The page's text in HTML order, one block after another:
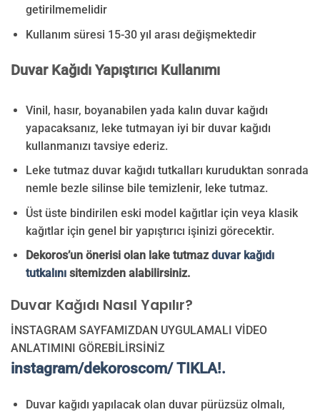
getirilmemelidir
Kullanım süresi 15-30 yıl arası değişmektedir
Duvar Kağıdı Yapıştırıcı Kullanımı
Vinil, hasır, boyanabilen yada kalın duvar kağıdı
yapacaksanız, leke tutmayan iyi bir duvar kağıdı
kullanmanızı tavsiye ederiz.
Leke tutmaz duvar kağıdı tutkalları kuruduktan sonrada
nemle bezle silinse bile temizlenir, leke tutmaz.
Üst üste bindirilen eski model kağıtlar için veya klasik
kağıtlar için genel bir yapıştırıcı işinizi görecektir.
Dekoros’un önerisi olan lake tutmazduvar kağıdı
tutkalınısitemizden alabilirsiniz.
Duvar Kağıdı Nasıl Yapılır?
İNSTAGRAM SAYFAMIZDAN UYGULAMALI VİDEO
ANLATIMINI GÖREBİLİRSİNİZ
instagram/dekoroscom/ TIKLA!.
Duvar kağıdı yapılacak olan duvar pürüzsüz olmalı,